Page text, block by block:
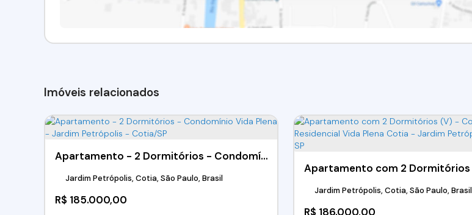
Imóveis relacionados
Apartamento - 2 Dormitórios - Condomínio Vida Plena - Jardim Petrópolis - Cotia/SP
R$ 185.000,00
Jardim Petrópolis, Cotia, São Paulo, Brasil
R$ 186.000,00
Jardim Petrópolis, Cotia, São Paulo, Brasil